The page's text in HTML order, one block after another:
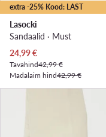
extra -25% Kood: LAST
Lasocki
Sandaalid · Must
Praegune hind
24,99€
Tavahind42,99 €
Madalaim hind42,99 €